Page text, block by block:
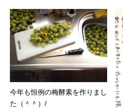
今年も恒例の梅酵素を作りまし
た（＾＾）/